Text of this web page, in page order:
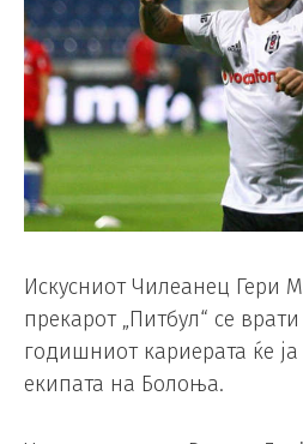
Искусниот Чилеанец Гери
прекарот „Питбул“ се
годишниот кариерата ќе
екипата на Болоња.